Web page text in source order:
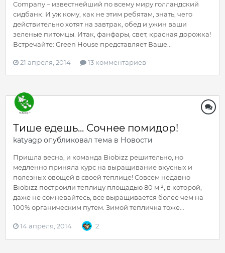
Company – известнейший по всему миру голландский
сидбанк. И уж кому, как не этим ребятам, знать, чего
действительно хотят на завтрак, обед и ужин ваши
зеленые питомцы. Итак, фанфары, свет, красная дорожка!
Встречайте: Green House представляет Ваше...
21 апреля, 2014 13 комментариев
Тише едешь... Сочнее помидор!
katyagp опубликовал тема в Новости
Пришла весна, и команда Biobizz решительно, но
медленно приняла курс на выращивание вкусных и
полезных овощей в своей теплице! Совсем недавно
Biobizz построили теплицу площадью 80 м ², в которой,
даже не сомневайтесь, все выращивается более чем на
100% органическим путем. Зимой тепличка тоже...
14 апреля, 2014 2